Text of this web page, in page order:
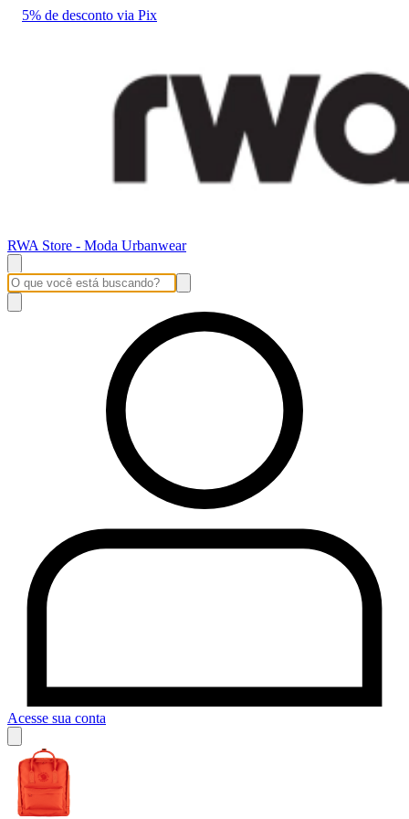
5% de desconto via Pix
RWA Store - Moda Urbanwear
Acesse sua conta